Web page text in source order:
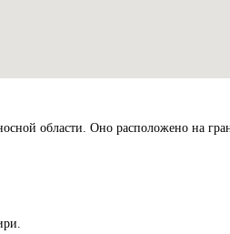
области. Оно расположено на